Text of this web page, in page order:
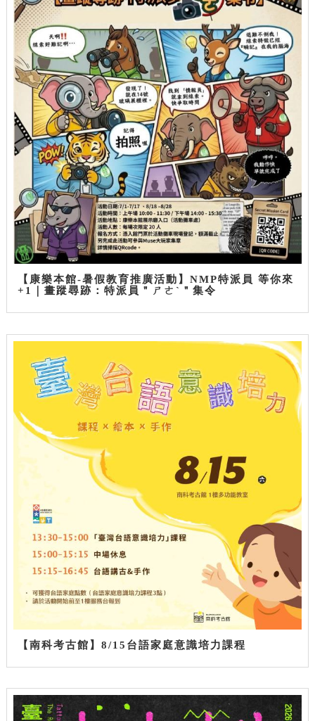
【康樂本館-暑假教育推廣活動】NMP特派員 等你來
+1｜畫蹤尋跡：特派員＂ㄕㄜˋ＂集令
【南科考古館】8/15台語家庭意識培力課程